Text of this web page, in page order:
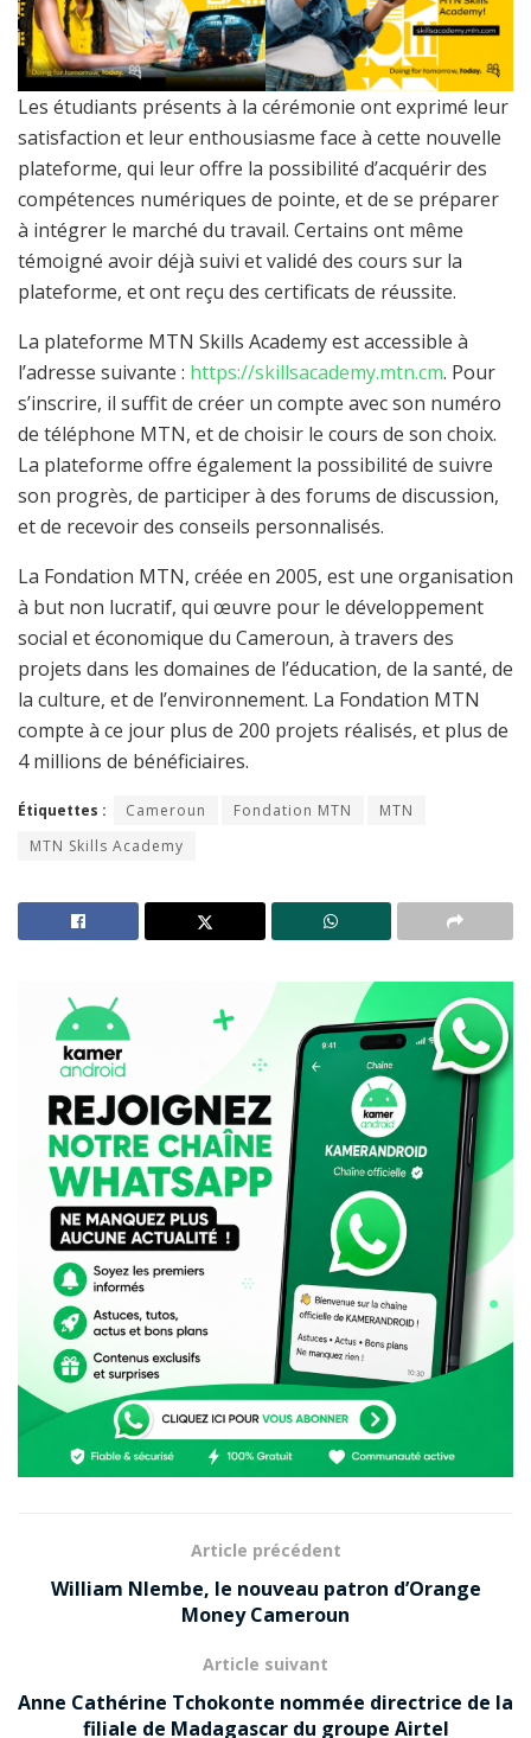
Les étudiants présents à la cérémonie ont exprimé leur
satisfaction et leur enthousiasme face à cette nouvelle
plateforme, qui leur offre la possibilité d’acquérir des
compétences numériques de pointe, et de se préparer
à intégrer le marché du travail. Certains ont même
témoigné avoir déjà suivi et validé des cours sur la
plateforme, et ont reçu des certificats de réussite.
La plateforme MTN Skills Academy est accessible à
l’adresse suivante : https://skillsacademy.mtn.cm. Pour
s’inscrire, il suffit de créer un compte avec son numéro
de téléphone MTN, et de choisir le cours de son choix.
La plateforme offre également la possibilité de suivre
son progrès, de participer à des forums de discussion,
et de recevoir des conseils personnalisés.
La Fondation MTN, créée en 2005, est une organisation
à but non lucratif, qui œuvre pour le développement
social et économique du Cameroun, à travers des
projets dans les domaines de l’éducation, de la santé, de
la culture, et de l’environnement. La Fondation MTN
compte à ce jour plus de 200 projets réalisés, et plus de
4 millions de bénéficiaires.
Étiquettes : Cameroun Fondation MTN
MTN
MTN Skills Academy
Article précédent
William Nlembe, le nouveau patron d’Orange
Money Cameroun
Article suivant
Anne Cathérine Tchokonte nommée directrice de la
filiale de Madagascar du groupe Airtel